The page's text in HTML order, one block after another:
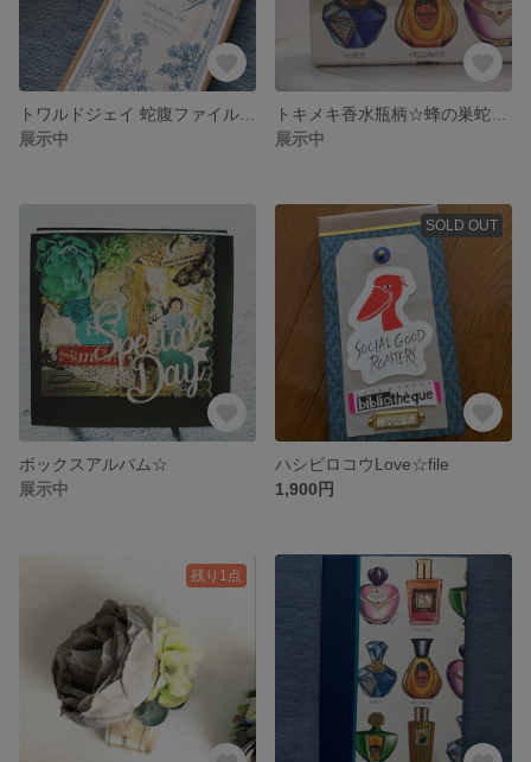
展示中
展示中
ボックスアルバム☆
展示中
SOLD OUT
ハシビロコウLove☆file
1,900円
残り1点